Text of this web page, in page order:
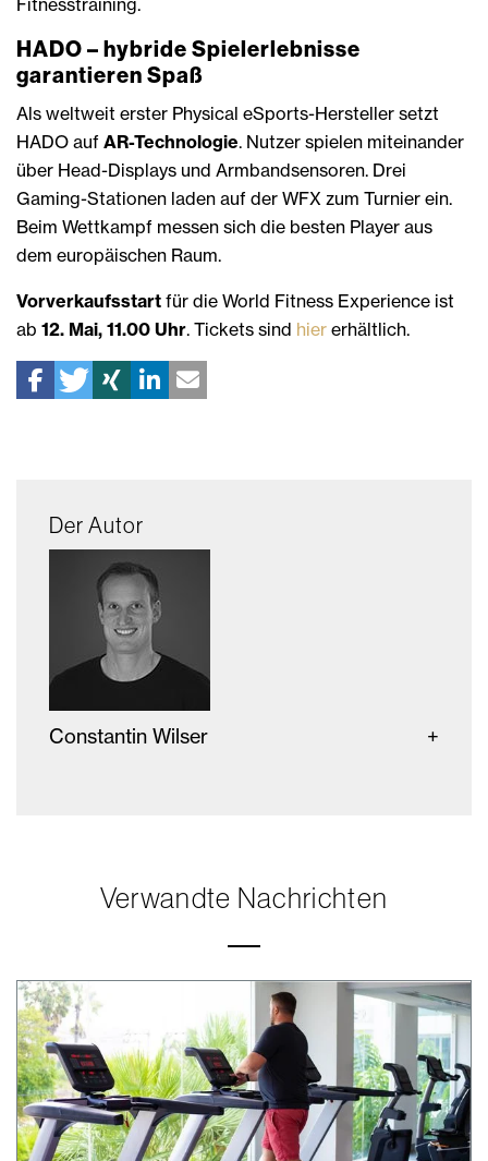
Fitnesstraining.
HADO – hybride Spielerlebnisse
garantieren Spaß
Als weltweit erster Physical eSports-Hersteller setzt
HADO auf AR-Technologie. Nutzer spielen miteinander
über Head-Displays und Armbandsensoren. Drei
Gaming-Stationen laden auf der WFX zum Turnier ein.
Beim Wettkampf messen sich die besten Player aus
dem europäischen Raum.
Vorverkaufsstart für die World Fitness Experience ist
ab 12. Mai, 11.00 Uhr. Tickets sind hier erhältlich.
Der Autor
Constantin Wilser
Verwandte Nachrichten